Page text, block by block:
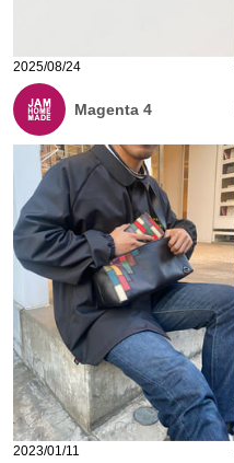
2025/08/24
Magenta 4
2023/01/11